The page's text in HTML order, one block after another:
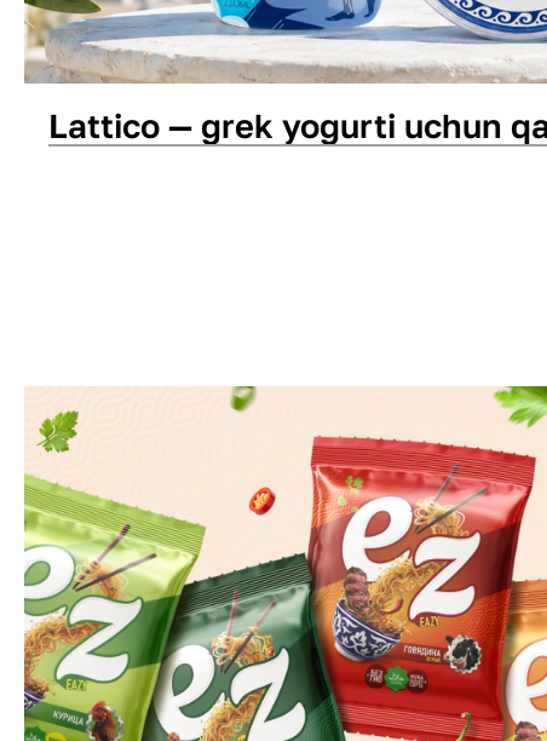
Lattico — grek yogurti uchun